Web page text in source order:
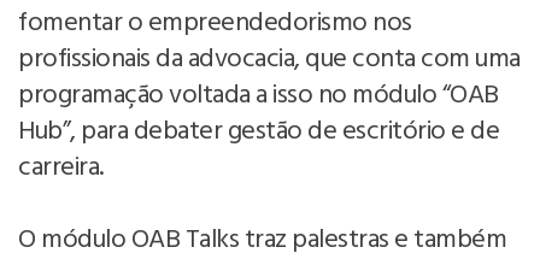
fomentar o empreendedorismo nos
profissionais da advocacia, que conta com uma
programação voltada a isso no módulo “OAB
Hub”, para debater gestão de escritório e de
carreira.
O módulo OAB Talks traz palestras e também